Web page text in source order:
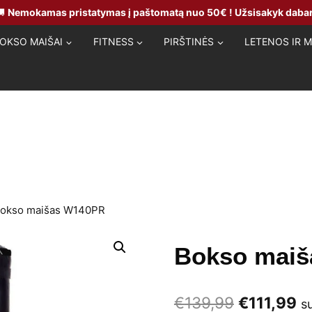
Nemokamas pristatymas į paštomatą nuo 50€ ! Užsisakyk
MAIŠAI FITNESS PIRŠTINĖS LETENOS IR
maišas W140PR
Bokso
€139,99 Original
€111,99